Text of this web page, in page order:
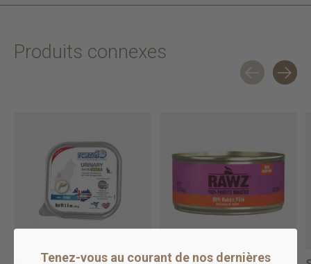
Produits connexes
Tenez-vous au courant de nos dernières